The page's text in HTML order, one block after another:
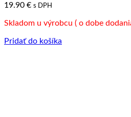
19.90 € s DPH
Skladom u výrobcu ( o dobe
Pridať do košíka